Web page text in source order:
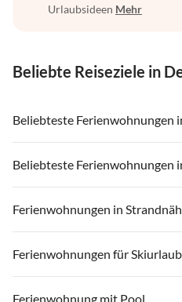
Urlaubsideen Mehr
Beliebte Reiseziele in
Beliebteste Ferienwohnungen
Ferienwohnungen in Deutschland
Ferienwohnungen in Ostsee
Ferienwohnungen in Nordsee
Ferienwohnungen in Mecklenburg-
Beliebteste Ferienwohnungen
Ferienwohnungen in Deutschland
Ferienwohnungen in Ostsee
Ferienwohnungen in Nordsee
Ferienwohnungen in
Ferienwohnungen in Strandnähe in
Ferienwohnungen in Strandnähe in
Ferienwohnungen für Skiurlaub
Ferienwohnungen für Skiurlaub in
Ferienwohnung mit Pool